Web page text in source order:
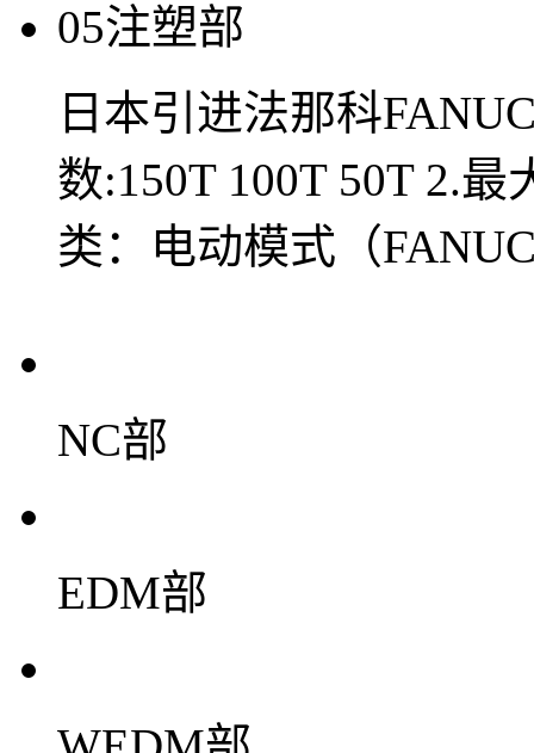
05注塑部
日本引进法那科
数:150T 100T 50T 2.
类：电动模式（
NC部
EDM部